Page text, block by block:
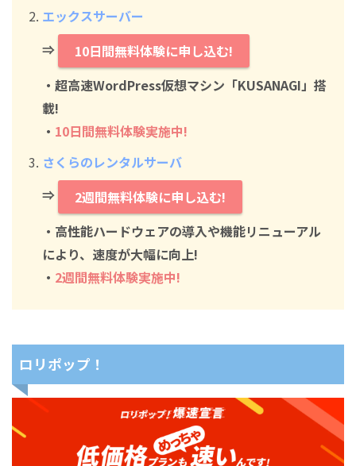
エックスサーバー
⇒
10日間無料体験に申し込む!
・超高速WordPress仮想マシン「KUSANAGI」搭
載!
・ 10日間無料体験実施中!
さくらのレンタルサーバ
⇒
2週間無料体験に申し込む!
・高性能ハードウェアの導入や機能リニューアル
により、速度が大幅に向上!
・ 2週間無料体験実施中!
ロリポップ！